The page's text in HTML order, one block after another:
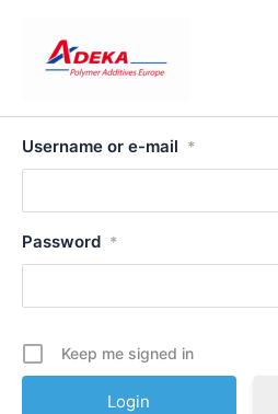
content
Username or e-mail *
Password *
Keep me signed in